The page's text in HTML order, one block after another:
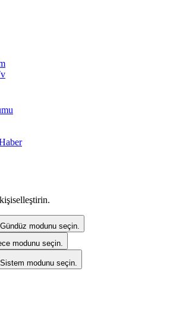
Gündüz modunu seçin.
modunu seçin.
Sistem modunu seçin.